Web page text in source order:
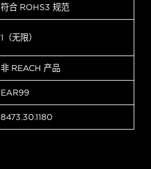
符合 ROHS3 规范
1（无限）
非 REACH 产品
EAR99
8473.30.1180